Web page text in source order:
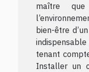
maître
bien-être
indispensable
tenant
Installer un